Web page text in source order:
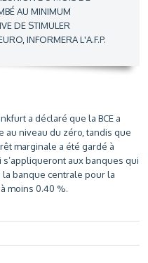
AU MINIMUM
DE STIMULER
INFORMERA L'A.F.P.
a déclaré que la BCE a
au niveau du zéro, tandis que
marginale a été gardé à
aux banques qui
la banque centrale pour la
moins 0.40 %.